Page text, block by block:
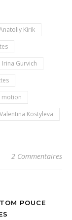
Kirik
Irina Gurvich
motion
Valentina Kostyleva
2 Commentaires
POUCE